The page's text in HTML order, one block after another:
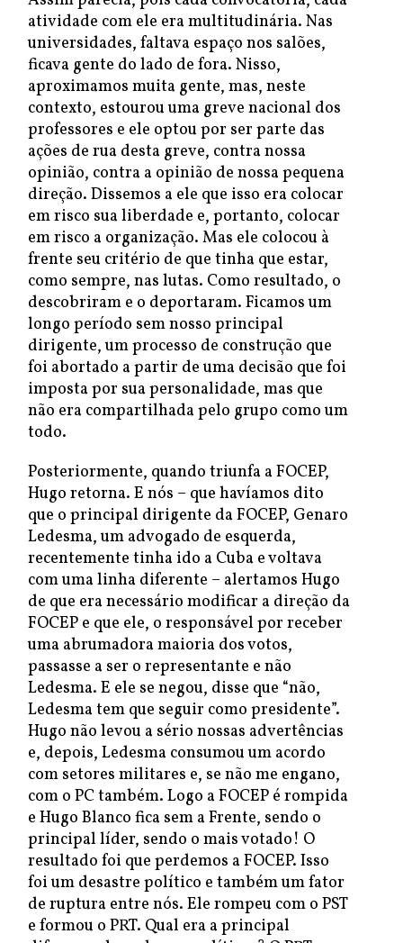
atividade com ele era multitudinária. Nas
universidades, faltava espaço nos salões,
ficava gente do lado de fora. Nisso,
aproximamos muita gente, mas, neste
contexto, estourou uma greve nacional dos
professores e ele optou por ser parte das
ações de rua desta greve, contra nossa
opinião, contra a opinião de nossa pequena
direção. Dissemos a ele que isso era colocar
em risco sua liberdade e, portanto, colocar
em risco a organização. Mas ele colocou à
frente seu critério de que tinha que estar,
como sempre, nas lutas. Como resultado, o
descobriram e o deportaram. Ficamos um
longo período sem nosso principal
dirigente, um processo de construção que
foi abortado a partir de uma decisão que foi
imposta por sua personalidade, mas que
não era compartilhada pelo grupo como um
todo.
Posteriormente, quando triunfa a FOCEP,
Hugo retorna. E nós – que havíamos dito
que o principal dirigente da FOCEP, Genaro
Ledesma, um advogado de esquerda,
recentemente tinha ido a Cuba e voltava
com uma linha diferente – alertamos Hugo
de que era necessário modificar a direção da
FOCEP e que ele, o responsável por receber
uma abrumadora maioria dos votos,
passasse a ser o representante e não
Ledesma. E ele se negou, disse que “não,
Ledesma tem que seguir como presidente”.
Hugo não levou a sério nossas advertências
e, depois, Ledesma consumou um acordo
com setores militares e, se não me engano,
com o PC também. Logo a FOCEP é rompida
e Hugo Blanco fica sem a Frente, sendo o
principal líder, sendo o mais votado! O
resultado foi que perdemos a FOCEP. Isso
foi um desastre político e também um fator
de ruptura entre nós. Ele rompeu com o PST
e formou o PRT. Qual era a principal